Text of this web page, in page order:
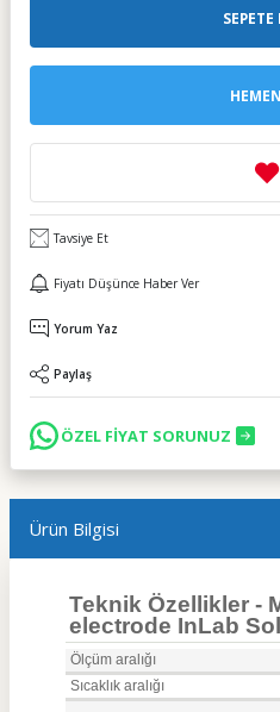
SEPETE
Tavsiye Et
Fiyatı Düşünce Haber Ver
Yorum Yaz
Paylaş
ÖZEL FİYAT SORUNUZ
Ürün Bilgisi
Teknik Özellikler -
electrode InLab
Ölçüm aralığı
Sıcaklık aralığı